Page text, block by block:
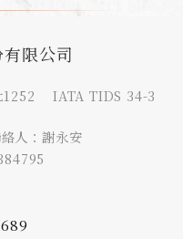
限公司
1252 IATA TIDS 34-3
人：謝永安